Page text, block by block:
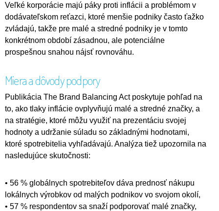
Veľké korporácie majú páky proti inflácii a problémom v
dodávateľskom reťazci, ktoré menšie podniky často ťažko
zvládajú, takže pre malé a stredné podniky je v tomto
konkrétnom období zásadnou, ale potenciálne
prospešnou snahou nájsť rovnováhu.
Miera a dôvody podpory
Publikácia The Brand Balancing Act poskytuje pohľad na
to, ako tlaky inflácie ovplyvňujú malé a stredné značky, a
na stratégie, ktoré môžu využiť na prezentáciu svojej
hodnoty a udržanie súladu so základnými hodnotami,
ktoré spotrebitelia vyhľadávajú. Analýza tiež upozornila na
nasledujúce skutočnosti:
• 56 % globálnych spotrebiteľov dáva prednosť nákupu
lokálnych výrobkov od malých podnikov vo svojom okolí,
• 57 % respondentov sa snaží podporovať malé značky,